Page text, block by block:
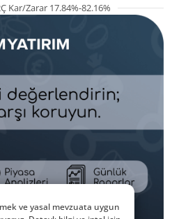
Kar/Zarar 17.84%-82.16%
ve yasal mevzuata uygun